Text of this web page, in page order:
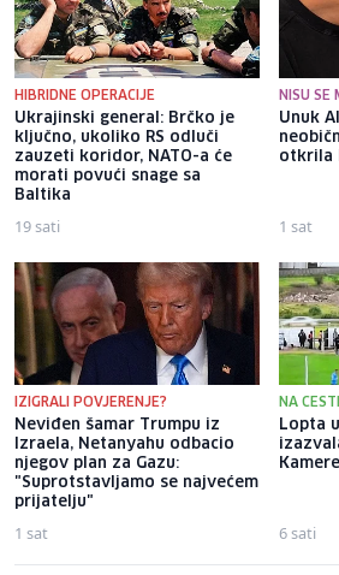
HIBRIDNE OPERACIJE
Ukrajinski general: Brčko je
ključno, ukoliko RS odluči
zauzeti koridor, NATO-a će
morati povući snage sa
Baltika
19 sati
NISU SE
Unuk
otkrila
1 sat
IZIGRALI POVJERENJE?
Neviđen šamar Trumpu iz
Izraela, Netanyahu odbacio
njegov plan za Gazu:
"Suprotstavljamo se najvećem
prijatelju"
1 sat
NA
Lopta
6 sati